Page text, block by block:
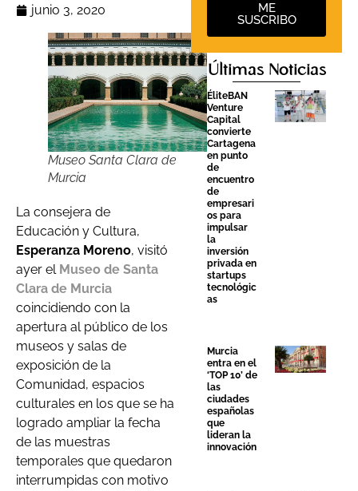
junio 3, 2020
Museo Santa Clara de
Murcia
La consejera de
Educación y Cultura,
Esperanza Moreno, visitó
ayer el Museo de Santa
Clara de Murcia
coincidiendo con la
apertura al público de los
museos y salas de
exposición de la
Comunidad, espacios
culturales en los que se ha
logrado ampliar la fecha
de las muestras
temporales que quedaron
interrumpidas con motivo
ME
SUSCRIBO
Últimas Noticias
ÉliteBAN
Venture
Capital
convierte
Cartagena
en punto
de
encuentro
de
empresari
os para
impulsar
la
inversión
privada en
startups
tecnológic
as
Murcia
entra en el
‘TOP 10’ de
las
ciudades
españolas
que
lideran la
innovación